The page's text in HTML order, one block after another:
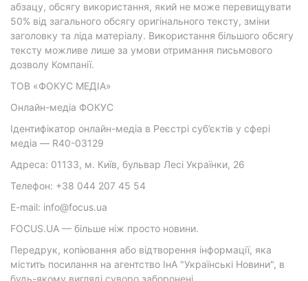
абзацу, обсягу використання, який не може перевищувати
50% від загального обсягу оригінального тексту, зміни
заголовку та ліда матеріалу. Використання більшого обсягу
тексту можливе лише за умови отримання письмового
дозволу Компанії.
ТОВ «ФОКУС МЕДІА»
Онлайн-медіа ФОКУС
Ідентифікатор онлайн-медіа в Реєстрі суб’єктів у сфері
медіа — R40-03129
Адреса: 01133, м. Київ, бульвар Лесі Українки, 26
Телефон: +38 044 207 45 54
E-mail: info@focus.ua
FOCUS.UA — більше ніж просто новини.
Передрук, копіювання або відтворення інформації, яка
містить посилання на агентство ІнА "Українські Новини", в
будь-якому вигляді суворо заборонені.